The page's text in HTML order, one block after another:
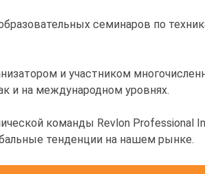
семинаров по
и участником
и на международном уровнях.
команды Revlon Professional
тенденции на нашем рынке.